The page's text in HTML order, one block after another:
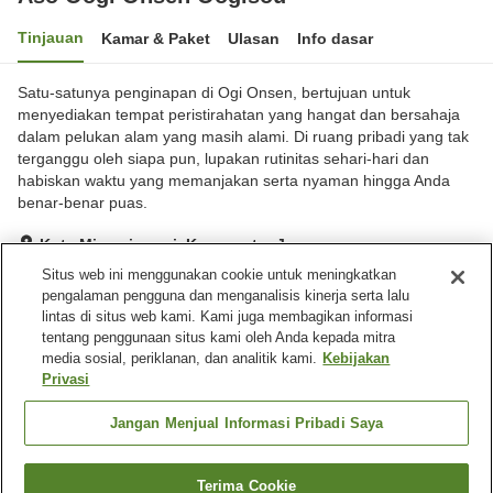
Tinjauan Kamar & Paket Ulasan Info dasar
Satu-satunya penginapan di Ogi Onsen, bertujuan untuk
menyediakan tempat peristirahatan yang hangat dan bersahaja
dalam pelukan alam yang masih alami. Di ruang pribadi yang tak
terganggu oleh siapa pun, lupakan rutinitas sehari-hari dan
habiskan waktu yang memanjakan serta nyaman hingga Anda
benar-benar puas.
Kota Minamioguni, Kumamoto, Jepang
Lihat di peta
Hebat Ulasan:43
Fasilitas properti
Antar jemput
Layanan bangun tidur
Aula perjamuan
Situs web ini menggunakan cookie untuk meningkatkan
pengalaman pengguna dan menganalisis kinerja serta lalu
lintas di situs web kami. Kami juga membagikan informasi
tentang penggunaan situs kami oleh Anda kepada mitra
media sosial, periklanan, dan analitik kami. Kebijakan
Privasi
Jangan Menjual Informasi Pribadi Saya
Terima Cookie